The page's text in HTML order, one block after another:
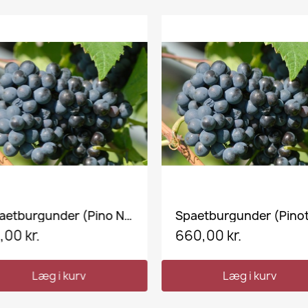
VIS HER Spaetburgunder (Pino Noir), Styksalg 6 - 24 stk.
kr.
Læg i kurv
VIS HER
660,00 kr.
Læg i kurv